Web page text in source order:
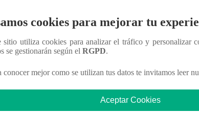
El Gran Chef Famosos, La Súper Revancha
”
riesgo de eliminación.
fue Emilram. “
animó a sí mismo.
cookies para mejorar tu
sitio utiliza cookies para analizar el tráfico y personalizar
se gestionarán según el RGPD.
conocer mejor como se utilizan tus datos te invitamos leer
Aceptar Cookies